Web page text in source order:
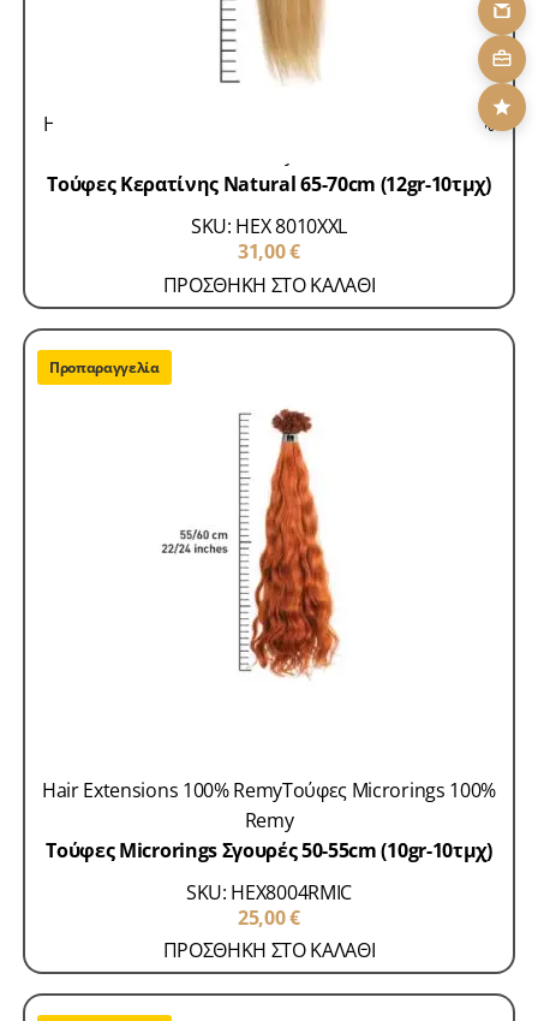
Hair Extensions 100% Remy
Τούφες Κερατίνης 100%
Τούφες Κερατίνης Natural 65-70cm (12gr-10τμχ)
SKU: HEX 8010XXL
31,00€
ΠΡΟΣΘΗΚΗ ΣΤΟ ΚΑΛΑΘΙ
Hair Extensions 100% RemyΤούφες Microrings 100%
Remy
Τούφες Microrings Σγουρές 50-55cm (10gr-10τμχ)
Προπαραγγελία
SKU: HEX8004RMIC
25,00€
ΠΡΟΣΘΗΚΗ ΣΤΟ ΚΑΛΑΘΙ